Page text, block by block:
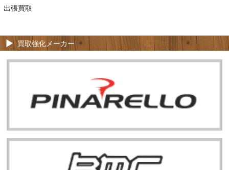
出張買取
買取強化メーカー